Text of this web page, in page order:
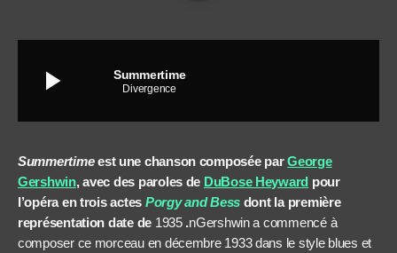
play_arrow Summertime
Divergence
Summertimeest une chanson composée parGeorge
Gershwin, avec des paroles de DuBose Heyward pour
l’opéra en trois actes Porgy and Bess dont la première
représentation date de 1935.nGershwin a commencé à
composer ce morceau en décembre 1933dans le style blues et